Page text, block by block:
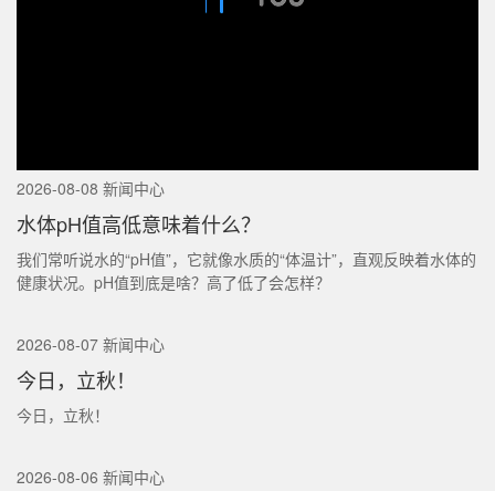
2026-08-08 新闻中心
水体pH值高低意味着什么？
我们常听说水的“pH值”，它就像水质的“体温计”，直观反映着水体的
健康状况。pH值到底是啥？高了低了会怎样？
2026-08-07 新闻中心
今日，立秋！
今日，立秋！
2026-08-06 新闻中心